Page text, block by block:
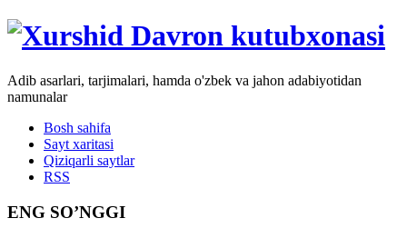
Adib asarlari, tarjimalari, hamda o'zbek va jahon adabiyotidan
namunalar
Bosh sahifa
Sayt xaritasi
Qiziqarli saytlar
RSS
ENG SO’NGGI